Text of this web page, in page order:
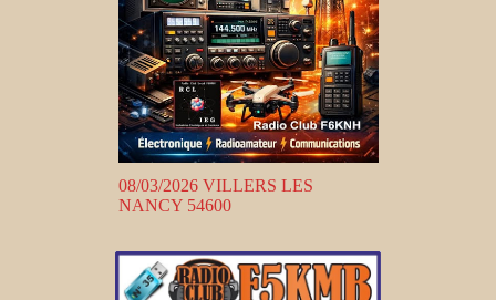
08/03/2026 VILLERS LES
NANCY 54600